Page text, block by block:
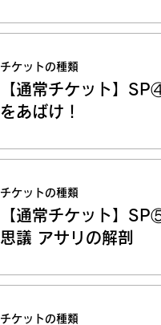
チケットの種類
【通常チケット】
をあばけ！
チケットの種類
【通常チケット】
思議 アサリの解剖
チケットの種類